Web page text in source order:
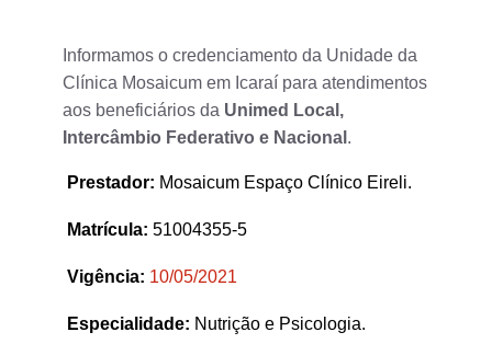
Informamos o credenciamento da Unidade da
Clínica Mosaicum em Icaraí para atendimentos
aos beneficiários da Unimed Local,
Intercâmbio Federativo e Nacional .
Prestador: Mosaicum Espaço Clínico Eireli.
Matrícula: 51004355-5
Vigência: 10/05/2021
Especialidade: Nutrição e Psicologia.